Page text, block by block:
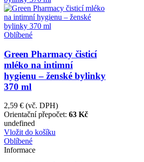
Oblíbené
Green Pharmacy čisticí
mléko na intimní
hygienu – ženské bylinky
370 ml
2,59 € (vč. DPH)
Orientační přepočet: 63 Kč
undefined
Vložit do košíku
Oblíbené
Informace